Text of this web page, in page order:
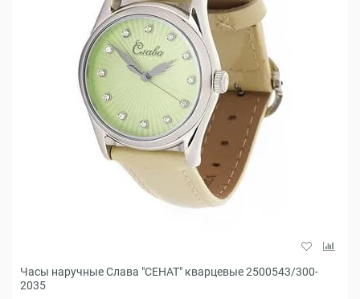
Часы наручные Слава "СЕНАТ" кварцевые 2500543/300-
2035